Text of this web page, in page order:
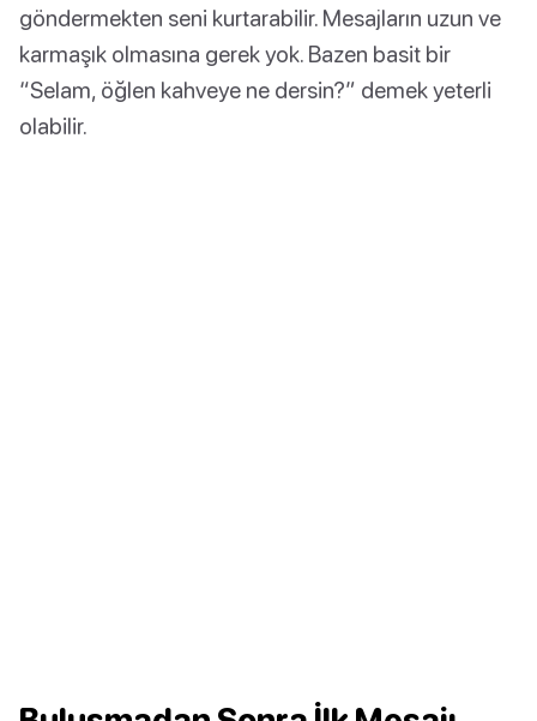
göndermekten seni kurtarabilir. Mesajların uzun ve
karmaşık olmasına gerek yok. Bazen basit bir
“Selam, öğlen kahveye ne dersin?” demek yeterli
olabilir.